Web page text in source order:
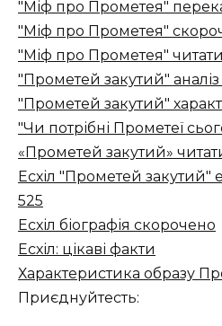
"Міф про Прометея"
"Міф про Прометея"
"Міф про Прометея"
"Прометей закутий" аналіз
"Прометей закутий"
"Чи потрібні Прометеї
«Прометей закутий»
Есхіл "Прометей закутий"
525
Есхіл біографія скорочено
Есхіл: цікаві факти
Характеристика образу
Приєднуйтесть: